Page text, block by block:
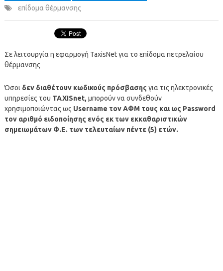
επίδομα θέρμανσης
Σε λειτουργία η εφαρμογή TaxisNet για το επίδομα πετρελαίου
θέρμανσης
Όσοι δεν διαθέτουν κωδικούς πρόσβασης για τις ηλεκτρονικές
υπηρεσίες του TAXISnet, μπορούν να συνδεθούν
χρησιμοποιώντας ως Username τον ΑΦΜ τους και ως Password
τον αριθμό ειδοποίησης ενός εκ των εκκαθαριστικών
σημειωμάτων Φ.Ε. των τελευταίων πέντε (5) ετών.